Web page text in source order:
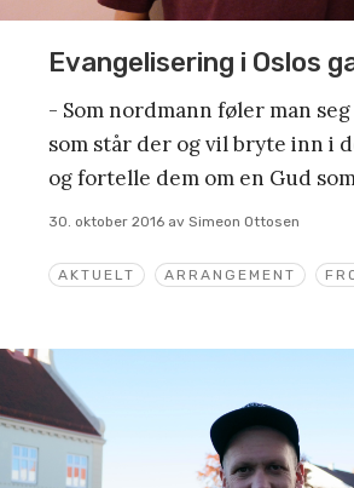
AKTUELT ARRANGEMENT
Evangelisering i Oslos
- Som nordmann føler man
som står der og vil bryte inn i
og fortelle dem om en Gud
30. oktober 2016 av Simeon Ottosen